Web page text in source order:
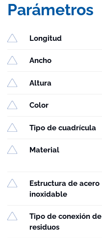
Parámetros
Longitud
Ancho
Altura
Color
Tipo de cuadrícula
Material
Estructura de acero
inoxidable
Tipo de conexión de
residuos